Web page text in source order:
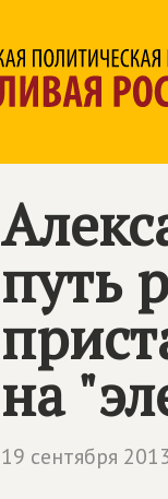
путь
на
19 сентября